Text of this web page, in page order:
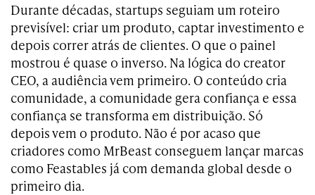
Durante décadas, startups seguiam um roteiro
previsível: criar um produto, captar investimento e
depois correr atrás de clientes. O que o painel
mostrou é quase o inverso. Na lógica do creator
CEO, a audiência vem primeiro. O conteúdo cria
comunidade, a comunidade gera confiança e essa
confiança se transforma em distribuição. Só
depois vem o produto. Não é por acaso que
criadores como MrBeast conseguem lançar marcas
como Feastables já com demanda global desde o
primeiro dia.